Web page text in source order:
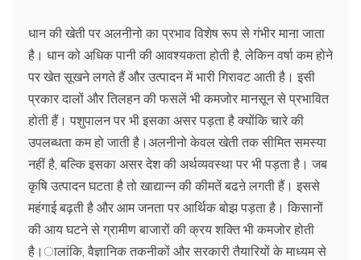
धान की खेती पर अलनीनो का प्रभाव विशेष रूप से गंभीर माना जाता
है। धान को अधिक पानी की आवश्यकता होती है, लेकिन वर्षा कम होने
पर खेत सूखने लगते हैं और उत्पादन में भारी गिरावट आती है। इसी
प्रकार दालों और तिलहन की फसलें भी कमजोर मानसून से प्रभावित
होती हैं। पशुपालन पर भी इसका असर पड़ता है क्योंकि चारे की
उपलब्धता कम हो जाती है।अलनीनो केवल खेती तक सीमित समस्या
नहीं है, बल्कि इसका असर देश की अर्थव्यवस्था पर भी पड़ता है। जब
कृषि उत्पादन घटता है तो खाद्यान्न की कीमतें बढऩे लगती हैं। इससे
महंगाई बढ़ती है और आम जनता पर आर्थिक बोझ पड़ता है। किसानों
की आय घटने से ग्रामीण बाजारों की क्रय शक्ति भी कमजोर होती
है।ालांकि, वैज्ञानिक तकनीकों और सरकारी तैयारियों के माध्यम से